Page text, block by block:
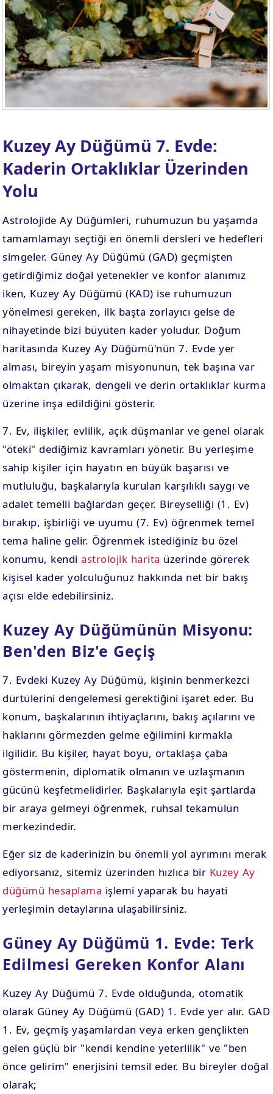
EV4. EV
EV
10. EV
Kuzey Ay Düğümü 7. Evde:
Kaderin Ortaklıklar Üzerinden
Yolu
Astrolojide Ay Düğümleri, ruhumuzun bu yaşamda
tamamlamayı seçtiği en önemli dersleri ve hedefleri
simgeler. Güney Ay Düğümü (GAD) geçmişten
getirdiğimiz doğal yetenekler ve konfor alanımız
iken, Kuzey Ay Düğümü (KAD) ise ruhumuzun
yönelmesi gereken, ilk başta zorlayıcı gelse de
nihayetinde bizi büyüten kader yoludur. Doğum
haritasında Kuzey Ay Düğümü'nün 7. Evde yer
alması, bireyin yaşam misyonunun, tek başına var
olmaktan çıkarak, dengeli ve derin ortaklıklar kurma
üzerine inşa edildiğini gösterir.
7. Ev, ilişkiler, evlilik, açık düşmanlar ve genel olarak
"öteki" dediğimiz kavramları yönetir. Bu yerleşime
sahip kişiler için hayatın en büyük başarısı ve
mutluluğu, başkalarıyla kurulan karşılıklı saygı ve
adalet temelli bağlardan geçer. Bireyselliği (1. Ev)
bırakıp, işbirliği ve uyumu (7. Ev) öğrenmek temel
tema haline gelir. Öğrenmek istediğiniz bu özel
konumu, kendiastrolojik harita üzerinde görerek
kişisel kader yolculuğunuz hakkında net bir bakış
açısı elde edebilirsiniz.
Kuzey Ay Düğümünün Misyonu:
Ben'den Biz'e Geçiş
7. Evdeki Kuzey Ay Düğümü, kişinin benmerkezci
dürtülerini dengelemesi gerektiğini işaret eder. Bu
konum, başkalarının ihtiyaçlarını, bakış açılarını ve
haklarını görmezden gelme eğilimini kırmakla
ilgilidir. Bu kişiler, hayat boyu, ortaklaşa çaba
göstermenin, diplomatik olmanın ve uzlaşmanın
gücünü keşfetmelidirler. Başkalarıyla eşit şartlarda
bir araya gelmeyi öğrenmek, ruhsal tekamülün
merkezindedir.
Eğer siz de kaderinizin bu önemli yol ayrımını merak
ediyorsanız, sitemiz üzerinden hızlıca bir Kuzey Ay
düğümü hesaplama işlemi yaparak bu hayati
yerleşimin detaylarına ulaşabilirsiniz.
Güney Ay Düğümü 1. Evde: Terk
Edilmesi Gereken Konfor Alanı
Kuzey Ay Düğümü 7. Evde olduğunda, otomatik
olarak Güney Ay Düğümü (GAD) 1. Evde yer alır. GAD
1. Ev, geçmiş yaşamlardan veya erken gençlikten
gelen güçlü bir "kendi kendine yeterlilik" ve "ben
önce gelirim" enerjisini temsil eder. Bu bireyler doğal
olarak;